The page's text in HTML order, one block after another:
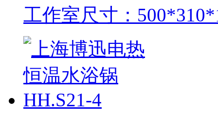
工作室尺寸：